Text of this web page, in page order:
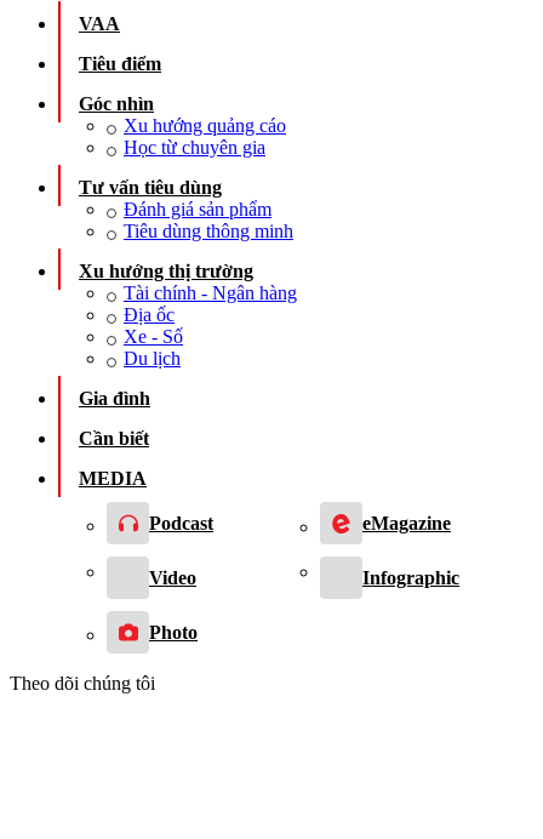
VAA
Tiêu điểm
Góc nhìn
Xu hướng quảng cáo
Học từ chuyên gia
Tư vấn tiêu dùng
Đánh giá sản phẩm
Tiêu dùng thông minh
Xu hướng thị trường
Tài chính - Ngân hàng
Địa ốc
Xe - Số
Du lịch
Gia đình
Cần biết
MEDIA
Podcast eMagazine
Video Infographic
Photo
Theo dõi chúng tôi